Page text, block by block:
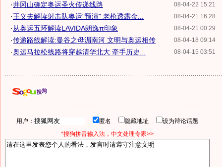
08-04-22 15:21
·井冈山确定奥运圣火传递线路
08-04-21 16:28
·王义夫解读射击队奥运"预演" 老枪透露金...
08-04-21 00:29
· 从奥运五环解读LAVIDA朗逸π印象
08-04-18 09:14
·传递路线解读:曼谷之母湄南河 文明与奥运相传
08-04-15 03:51
·奥运马拉松线路将穿越清华北大 牵手历史...
用户： 匿名 隐藏地址
设为辩论话题
*搜狗拼音输入法，中文处理专家>>